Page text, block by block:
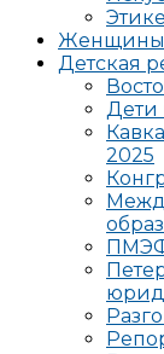
Женщины
Детская
Дети
2025